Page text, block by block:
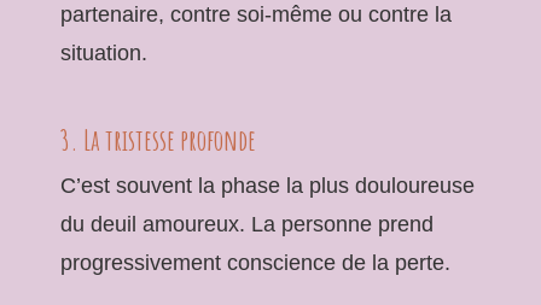
partenaire, contre soi-même ou contre la
situation.
3. La tristesse profonde
C’est souvent la phase la plus douloureuse
du deuil amoureux. La personne prend
progressivement conscience de la perte.